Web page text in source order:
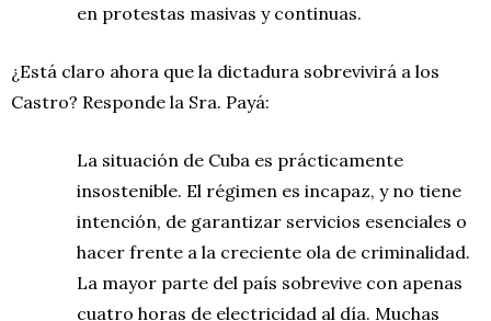
en protestas masivas y continuas.
¿Está claro ahora que la dictadura sobrevivirá a los
Castro? Responde la Sra. Payá:
La situación de Cuba es prácticamente
insostenible. El régimen es incapaz, y no tiene
intención, de garantizar servicios esenciales o
hacer frente a la creciente ola de criminalidad.
La mayor parte del país sobrevive con apenas
cuatro horas de electricidad al día. Muchas